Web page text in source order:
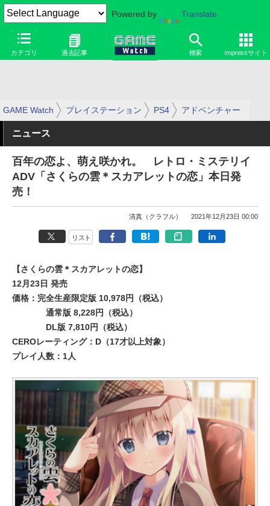
Powered by Translate
カテゴリ 過去記事 検索 Impressサイト
GAME Watch プレイステーション PS4 アドベンチャー
ニュース
百年の恋よ、萌え咲かれ。 レトロ・ミステリイ
ADV「さくらの雲＊スカアレットの恋」本日発
売！
清真（クラフル） 2021年12月23日 00:00
リスト
【さくらの雲＊スカアレットの恋】
12月23日 発売
価格：完全生産限定版 10,978円（税込）
通常版 8,228円（税込）
DL版 7,810円（税込）
CEROレーティング：D（17才以上対象）
プレイ人数：1人